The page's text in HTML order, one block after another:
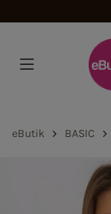
eButik BASIC